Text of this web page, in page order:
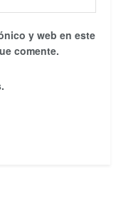
y web en este
comente.